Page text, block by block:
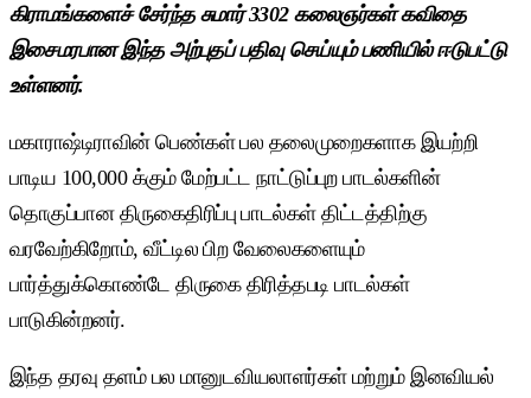
கிராமங்களைச் சேர்ந்த சுமார் 3302 கலைஞர்கள் கவிதை
இசைமரபான இந்த அற்புதப் பதிவு செய்யும் பணியில் ஈடுபட்டு
உள்ளனர்.
மகாராஷ்டிராவின் பெண்கள் பல தலைமுறைகளாக இயற்றி
பாடிய 100,000 க்கும் மேற்பட்ட நாட்டுப்புற பாடல்களின்
தொகுப்பான திருகைதிரிப்பு பாடல்கள் திட்டத்திற்கு
வரவேற்கிறோம், வீட்டில பிற வேலைகளையும்
பார்த்துக்கொண்டே திருகை திரித்தபடி பாடல்கள்
பாடுகின்றனர்.
இந்த தரவு தளம் பல மானுடவியலாளர்கள் மற்றும் இனவியல்